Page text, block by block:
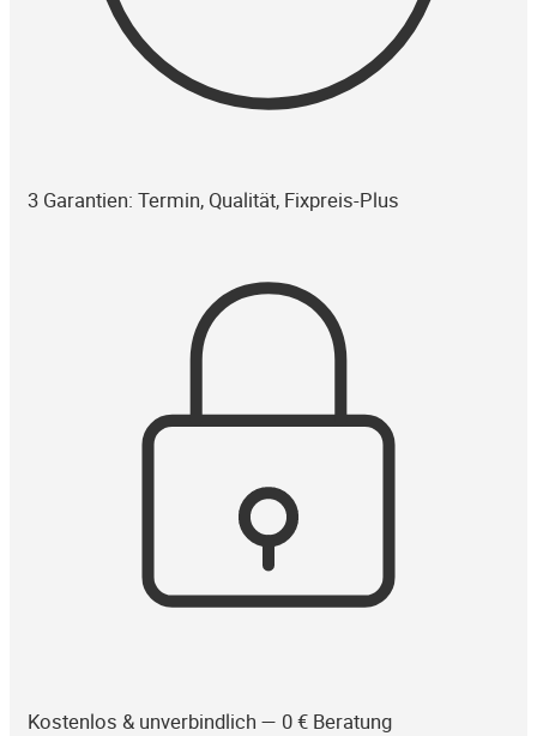
3 Garantien: Termin, Qualität, Fixpreis-Plus
Kostenlos & unverbindlich — 0 € Beratung